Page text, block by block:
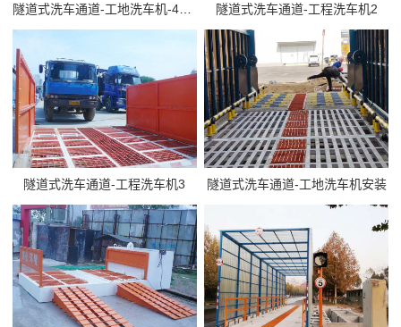
隧道式洗车通道-工程洗车机2
隧道式洗车通道-工程洗车机3 隧道式洗车通道-工地洗车机安装